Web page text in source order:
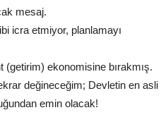
mesaj.
icra etmiyor, planlamayı
ekonomisine bırakmış.
değineceğim; Devletin en asli
emin olacak!